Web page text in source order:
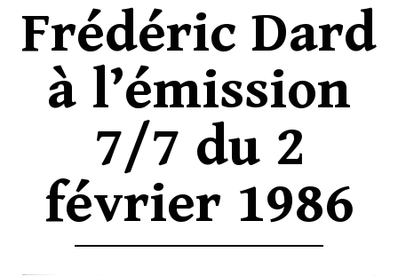
Frédéric Dard
à l’émission
7/7 du 2
février 1986